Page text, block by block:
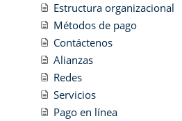
Estructura organizacional
Métodos de pago
Contáctenos
Alianzas
Redes
Servicios
Pago en línea